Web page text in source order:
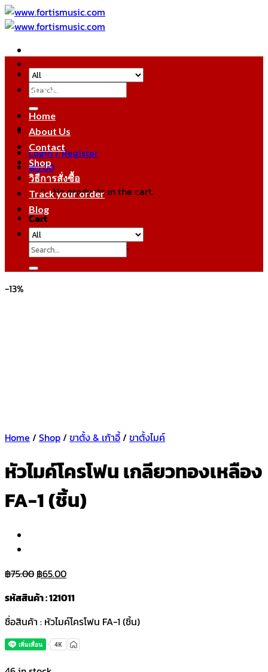
Skip
to
Search
for:
Login / Register
฿0.00
No products in the cart.
Cart
No products in the cart.
หมวดหมู่สินค้า
Home
About Us
Contact
Shop
วิธีการสั่งซื้อ
Track your order
Blog
Search
for:
-13%
Home / Shop/ ขาตั้ง & เก้าอี้/ ขาตั้งไมค์
หัวไมค์โครโฟน เกลียวทองเหลือง
FA-1 (ชิ้น)
฿75.00 Original
was:
฿75.00.
฿65.00Current
is:
฿65.00.
รหัสสินค้า : 121011
ชื่อสินค้า : หัวไมค์โครโฟน FA-1 (ชิ้น)